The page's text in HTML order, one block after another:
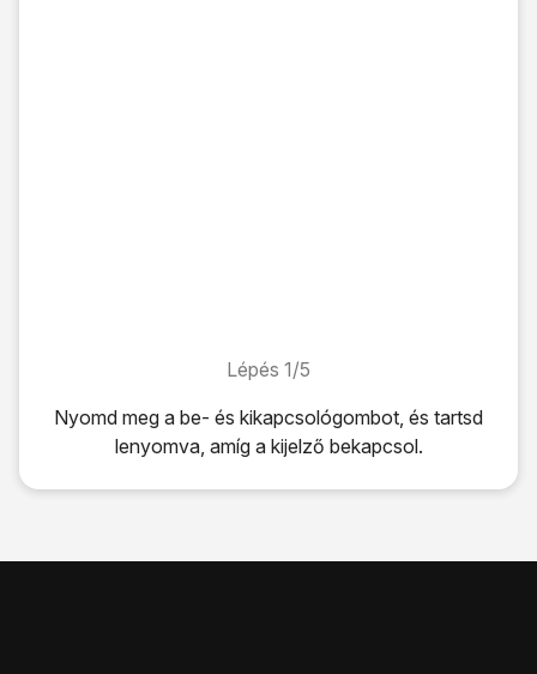
Lépés 1/5
Lépés 1/5
Nyomd meg a be- és kikapcsológombot, és tartsd
lenyomva, amíg a kijelző bekapcsol.
Nyomd mega be- és kikapcsológombot, és tartsd